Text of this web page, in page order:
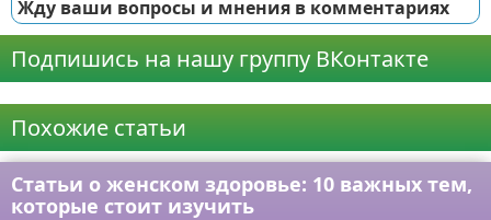
Жду ваши вопросы и мнения в комментариях
Подпишись на нашу группу ВКонтакте
Похожие статьи
Статьи о женском здоровье: 10 важных тем,
которые стоит изучить